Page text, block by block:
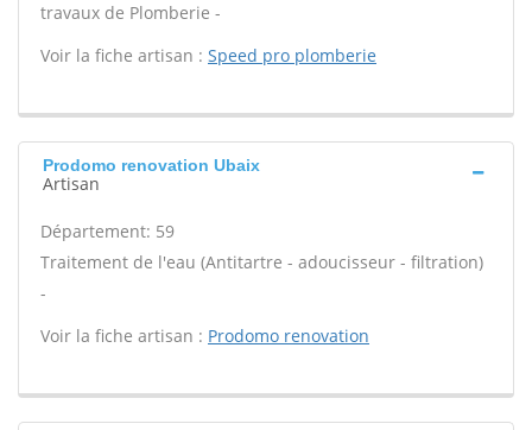
travaux de Plomberie -
Voir la fiche artisan : Speed pro plomberie
Prodomo renovation Ubaix
Artisan
Département: 59
Traitement de l'eau (Antitartre - adoucisseur - filtration)
-
Voir la fiche artisan : Prodomo renovation